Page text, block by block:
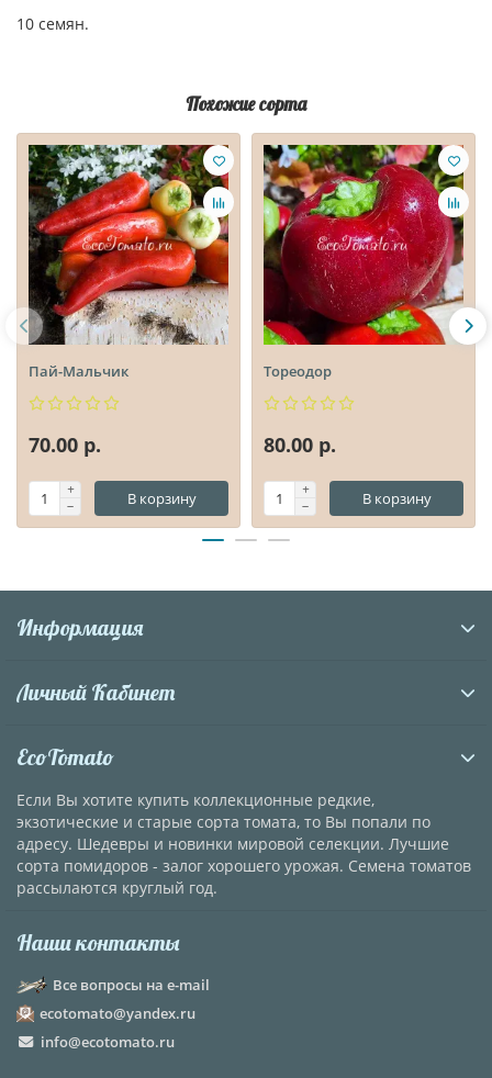
10 семян.
Похожие сорта
Пай-Мальчик
70.00 р.
В корзину
Тореодор
80.00 р.
В корзину
Информация
Личный Кабинет
EcoTomato
Если Вы хотите купить коллекционные редкие,
экзотические и старые сорта томата, то Вы попали по
адресу. Шедевры и новинки мировой селекции. Лучшие
сорта помидоров - залог хорошего урожая. Семена томатов
рассылаются круглый год.
Наши контакты
Все вопросы на e-mail
ecotomato@yandex.ru
info@ecotomato.ru